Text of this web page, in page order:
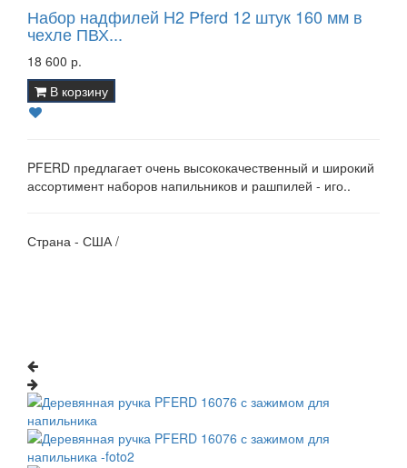
Набор надфилей H2 Pferd 12 штук 160 мм в
чехле ПВХ...
18 600 р.
В корзину
PFERD предлагает очень высококачественный и широкий
ассортимент наборов напильников и рашпилей - иго..
Страна - США /